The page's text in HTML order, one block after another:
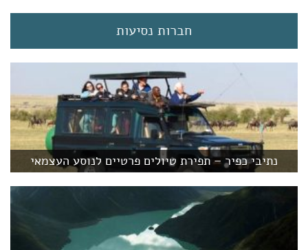
חברות נסיעות
נתיבי כפיר – תפירת טיולים פרטיים לנוסע העצמאי